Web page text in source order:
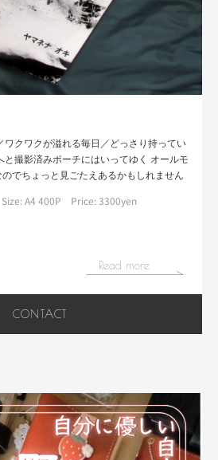
ワクワクが溢れる毎日／どっさり持ってい
と撮影済みポーチにはいってゆく オールモ
でちょっと見ごたえあるかもしれません
Size: A4 400P Price: 3300yen
Read more
CONTACT